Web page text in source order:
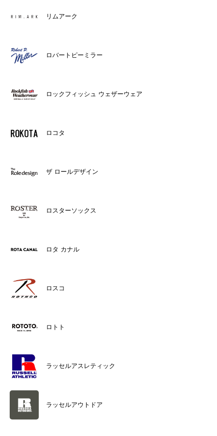
リムアーク
ロバートピーミラー
ロックフィッシュ ウェザーウェア
ロコタ
ザ ロールデザイン
ロスターソックス
ロタ カナル
ロスコ
ロトト
ラッセルアスレティック
ラッセルアウトドア